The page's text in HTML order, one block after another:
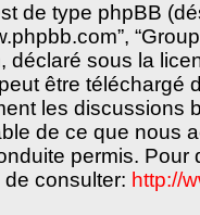
de type phpBB
déclaré sous la
peut être téléchargé
les discussions
de ce que nous
permis. Pour
consulter: http://